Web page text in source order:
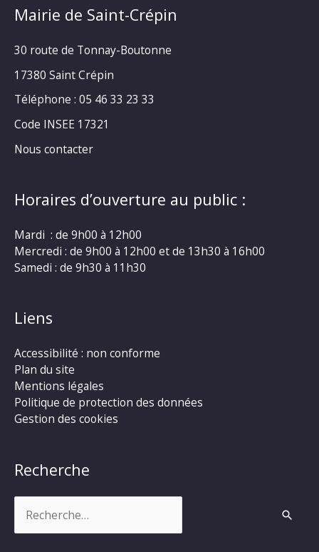
Mairie de Saint-Crépin
30 route de Tonnay-Boutonne
17380 Saint Crépin
Téléphone : 05 46 33 23 33
Code INSEE 17321
Nous contacter
Horaires d’ouverture au public :
Mardi : de 9h00 à 12h00
Mercredi : de 9h00 à 12h00 et de 13h30 à 16h00
Samedi : de 9h30 à 11h30
Liens
Accessibilité : non conforme
Plan du site
Mentions légales
Politique de protection des données
Gestion des cookies
Recherche